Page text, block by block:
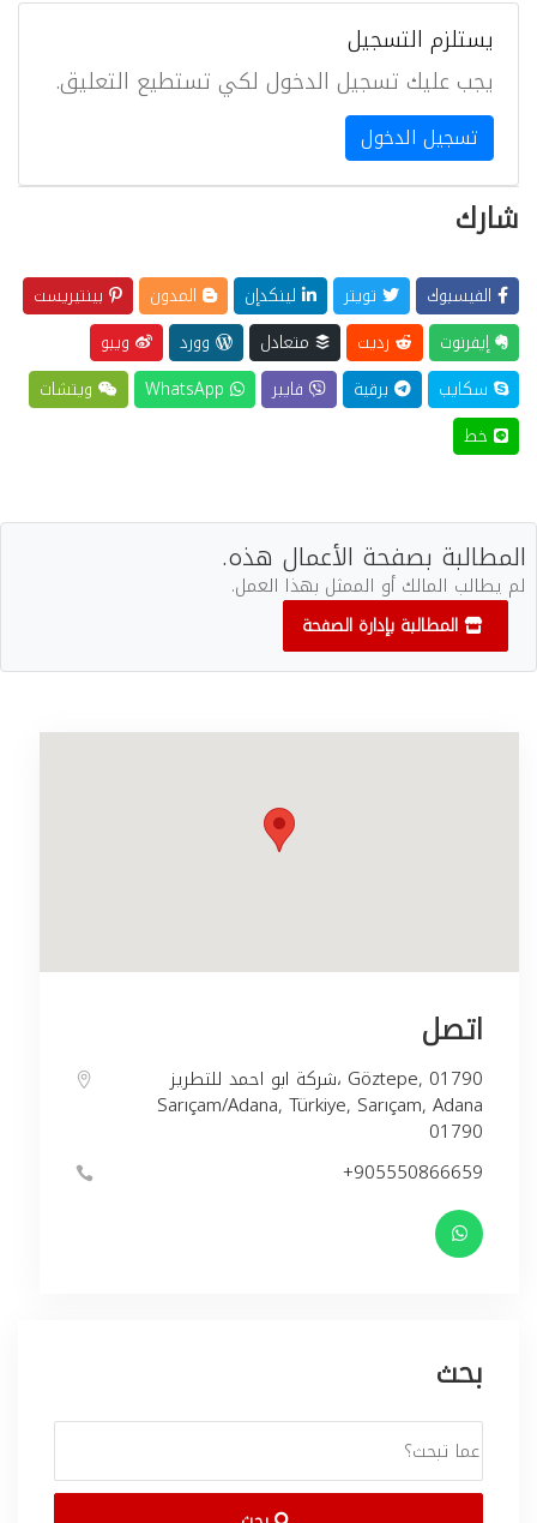
يستلزم التسجيل
يجب عليك تسجيل الدخول لكي تستطيع التعليق.
تسجيل الدخول
شارك
الفيسبوك تويتر لينكدإن المدون
بينتيريست
إيفرنوت
رديت متعادل وورد
ويبو
سكايب
برقية فايبر
ويتشات
خط
المطالبة بصفحة الأعمال هذه.
لم يطالب المالك أو الممثل بهذا العمل.
المطالبة بإدارة الصفحة
اتصل
شركة ابو احمد للتطريز، Göztepe, 01790
Sarıçam/Adana, Türkiye, Sarıçam, Adana
01790
+905550866659
بحث